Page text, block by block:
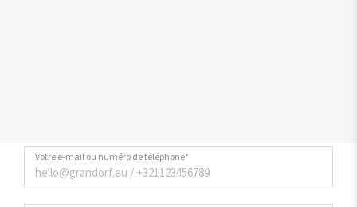
Votre e-mail ou numéro de téléphone*